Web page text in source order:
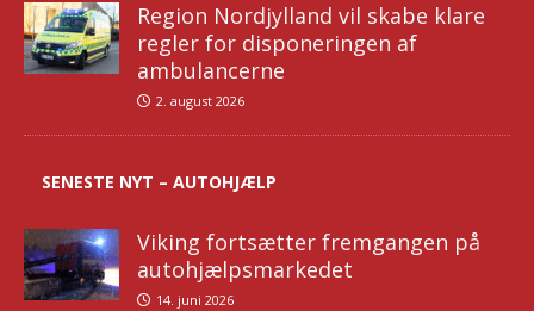
Region Nordjylland vil skabe klare
regler for disponeringen af
ambulancerne
2. august 2026
SENESTE NYT – AUTOHJÆLP
Viking fortsætter fremgangen på
autohjælpsmarkedet
14. juni 2026